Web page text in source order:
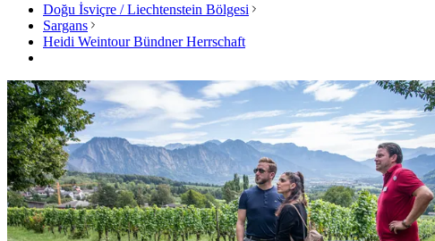
Doğu İsviçre / Liechtenstein Bölgesi
Sargans
Heidi Weintour Bündner Herrschaft